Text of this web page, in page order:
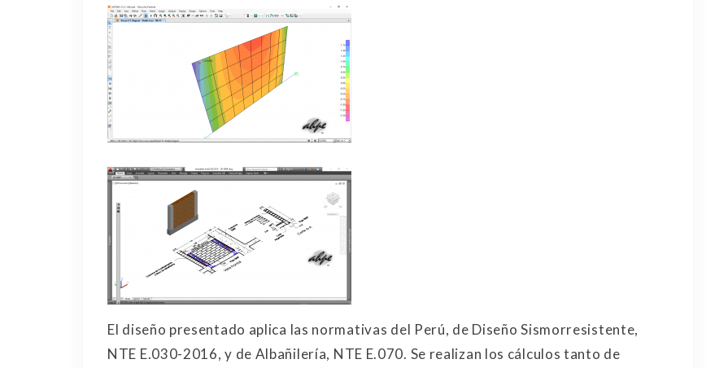
El diseño presentado aplica las normativas del Perú, de Diseño Sismorresistente,
NTE E.030-2016, y de Albañilería, NTE E.070. Se realizan los cálculos tanto de